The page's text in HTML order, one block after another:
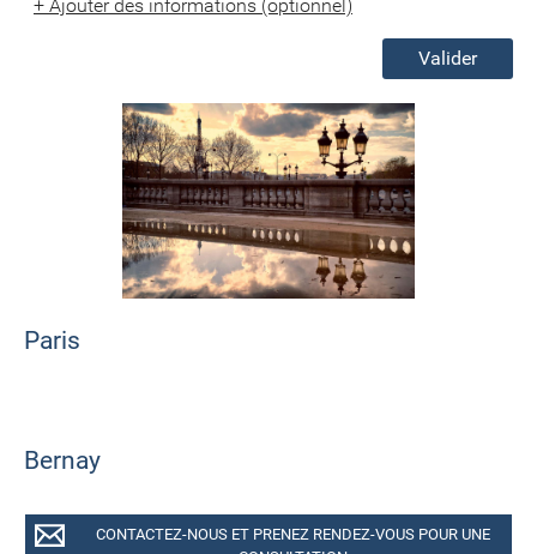
+ Ajouter des informations (optionnel)
Valider
Paris
Bernay
CONTACTEZ-NOUS ET PRENEZ RENDEZ-VOUS POUR UNE